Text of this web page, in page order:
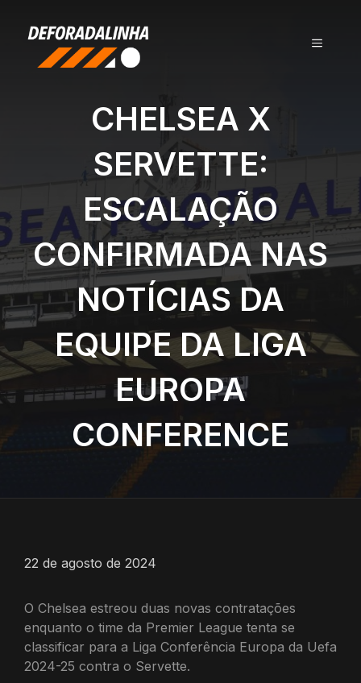
conteúdo
MENU
CHELSEA X
SERVETTE:
ESCALAÇÃO
CONFIRMADA NAS
NOTÍCIAS DA
EQUIPE DA LIGA
EUROPA
CONFERENCE
22 de agosto de 2024
O Chelsea estreou duas novas contratações
enquanto o time da Premier League tenta se
classificar para a Liga Conferência Europa da Uefa
2024-25 contra o Servette.